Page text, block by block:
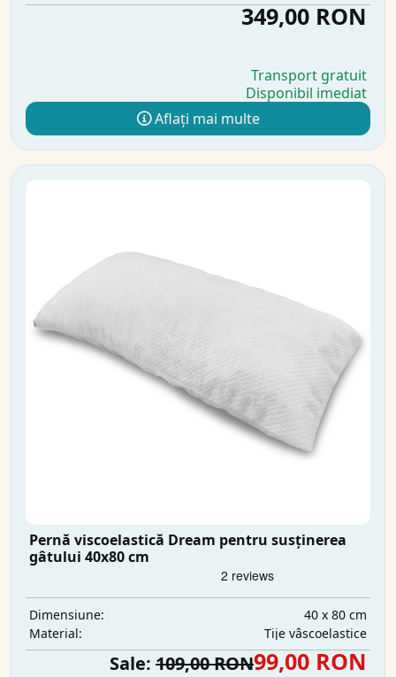
349,00 RON
Transport gratuit
Disponibil imediat
Aflați mai multe
Pernă viscoelastică Dream pentru susținerea
gâtului 40x80 cm
Dimensiune:
40 x 80 cm
Material:
Tije vâscoelastice
Sale: 109,00 RON99,00 RON